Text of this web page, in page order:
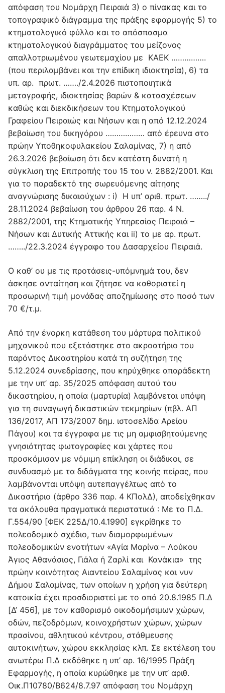
απόφαση του Νομάρχη Πειραιά 3) ο πίνακας και το
τοπογραφικό διάγραμμα της πράξης εφαρμογής 5) το
κτηματολογικό φύλλο και το απόσπασμα
κτηματολογικού διαγράμματος του μείζονος
απαλλοτριωμένου γεωτεμαχίου με ΚΑΕΚ …………….
(που περιλαμβάνει και την επίδικη ιδιοκτησία), 6) τα
υπ. αρ. πρωτ. ……./2.4.2026 πιστοποιητικά
μεταγραφής, ιδιοκτησίας βαρών & κατασχέσεων
καθώς και διεκδικήσεων του Κτηματολογικού
Γραφείου Πειραιώς και Νήσων και η από 12.12.2024
βεβαίωση του δικηγόρου ……………… από έρευνα στο
πρώην Υποθηκοφυλακείου Σαλαμίνας, 7) η από
26.3.2026 βεβαίωση ότι δεν κατέστη δυνατή η
σύγκλιση της Επιτροπής του 15 του ν. 2882/2001. Και
για το παραδεκτό της σωρευόμενης αίτησης
αναγνώρισης δικαιούχων : i) Η υπ’ αριθ. πρωτ. ……../
28.11.2024 βεβαίωση του άρθρου 26 παρ. 4 Ν.
2882/2001, της Κτηματικής Υπηρεσίας Πειραιά –
Νήσων και Δυτικής Αττικής και ii) το με αρ. πρωτ.
……../22.3.2024 έγγραφο του Δασαρχείου Πειραιά.
Ο καθ’ ου με τις προτάσεις-υπόμνημά του, δεν
άσκησε ανταίτηση και ζήτησε να καθοριστεί η
προσωρινή τιμή μονάδας αποζημίωσης στο ποσό των
70 €/τ.μ.
Από την ένορκη κατάθεση του μάρτυρα πολιτικού
μηχανικού που εξετάστηκε στο ακροατήριο του
παρόντος Δικαστηρίου κατά τη συζήτηση της
5.12.2024 συνεδρίασης, που κηρύχθηκε απαράδεκτη
με την υπ’ αρ. 35/2025 απόφαση αυτού του
δικαστηρίου, η οποία (μαρτυρία) λαμβάνεται υπόψη
για τη συναγωγή δικαστικών τεκμηρίων (πβλ. ΑΠ
136/2017, ΑΠ 173/2007 δημ. ιστοσελίδα Αρείου
Πάγου) και τα έγγραφα με τις μη αμφισβητούμενης
γνησιότητας φωτογραφίες και χάρτες που
προσκόμισαν με νόμιμη επίκληση οι διάδικοι, σε
συνδυασμό με τα διδάγματα της κοινής πείρας, που
λαμβάνονται υπόψη αυτεπαγγέλτως από το
Δικαστήριο (άρθρο 336 παρ. 4 ΚΠολΔ), αποδείχθηκαν
τα ακόλουθα πραγματικά περιστατικά : Με το Π.Δ.
Γ.554/90 [ΦΕΚ 225Δ/10.4.1990] εγκρίθηκε το
πολεοδομικό σχέδιο, των διαμορφωμένων
πολεοδομικών ενοτήτων «Αγία Μαρίνα – Λούκου
Άγιος Αθανάσιος, Γιάλα ή Ζαρλί και Κανάκια» της
πρώην κοινότητας Αιαντείου Σαλαµίνας και νυν
Δήµου Σαλαµίνας, των οποίων η χρήση για δεύτερη
κατοικία έχει προσδιοριστεί µε το από 20.8.1985 Π.Δ
[Δ’ 456], µε τον καθορισμό οικοδομήσιμων χώρων,
οδών, πεζοδρόμων, κοινοχρήστων χώρων, χώρων
πρασίνου, αθλητικού κέντρου, στάθμευσης
αυτοκινήτων, χώρου εκκλησίας κλπ. Σε εκτέλεση του
ανωτέρω Π.Δ εκδόθηκε η υπ’ αρ. 16/1995 Πράξη
Εφαρμογής, η οποία κυρώθηκε µε την υπ’ αριθ.
Οικ.Π10780/Β624/8.7.97 απόφαση του Νομάρχη